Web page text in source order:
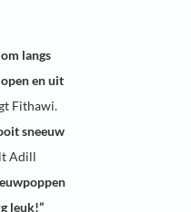
langs
en uit
Fithawi.
sneeuw
Adill
leuk!”